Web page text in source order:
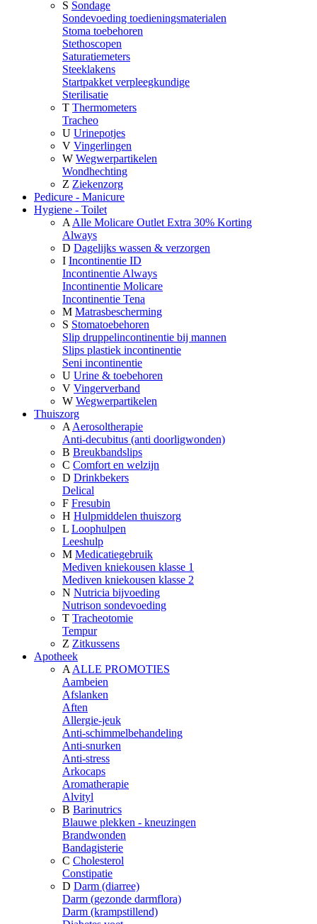
S Sondage
Sondevoeding toedieningsmaterialen
Stoma toebehoren
Stethoscopen
Saturatiemeters
Steeklakens
Startpakket verpleegkundige
Sterilisatie
T Thermometers
Tracheo
U Urinepotjes
V Vingerlingen
W Wegwerpartikelen
Wondhechting
Z Ziekenzorg
Pedicure - Manicure
Hygiene - Toilet
A Alle Molicare Outlet Extra 30% Korting
Always
D Dagelijks wassen & verzorgen
I Incontinentie ID
Incontinentie Always
Incontinentie Molicare
Incontinentie Tena
M Matrasbescherming
S Stomatoebehoren
Slip druppelincontinentie bij mannen
Slips plastiek incontinentie
Seni incontinentie
U Urine & toebehoren
V Vingerverband
W Wegwerpartikelen
Thuiszorg
A Aerosoltherapie
Anti-decubitus (anti doorligwonden)
B Breukbandslips
C Comfort en welzijn
D Drinkbekers
Delical
F Fresubin
H Hulpmiddelen thuiszorg
L Loophulpen
Leeshulp
M Medicatiegebruik
Mediven kniekousen klasse 1
Mediven kniekousen klasse 2
N Nutricia bijvoeding
Nutrison sondevoeding
T Tracheotomie
Tempur
Z Zitkussens
Apotheek
A ALLE PROMOTIES
Aambeien
Afslanken
Aften
Allergie-jeuk
Anti-schimmelbehandeling
Anti-snurken
Anti-stress
Arkocaps
Aromatherapie
Alvityl
B Barinutrics
Blauwe plekken - kneuzingen
Brandwonden
Bandagisterie
C Cholesterol
Constipatie
D Darm (diarree)
Darm (gezonde darmflora)
Darm (krampstillend)